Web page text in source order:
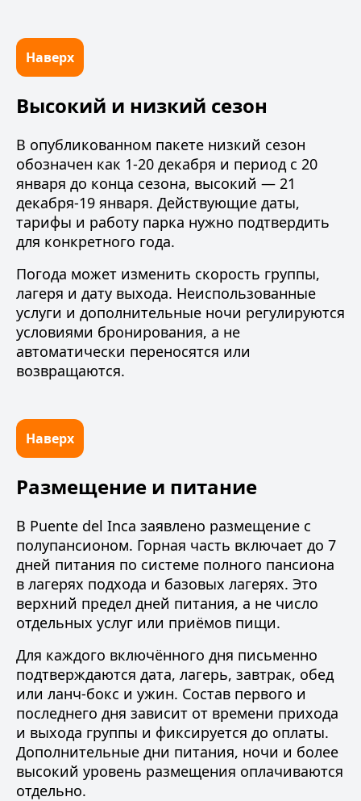
Наверх
Высокий и низкий сезон
В опубликованном пакете низкий сезон
обозначен как 1-20 декабря и период с 20
января до конца сезона, высокий — 21
декабря-19 января. Действующие даты,
тарифы и работу парка нужно подтвердить
для конкретного года.
Погода может изменить скорость группы,
лагеря и дату выхода. Неиспользованные
услуги и дополнительные ночи регулируются
условиями бронирования, а не
автоматически переносятся или
возвращаются.
Наверх
Размещение и питание
В Puente del Inca заявлено размещение с
полупансионом. Горная часть включает до 7
дней питания по системе полного пансиона
в лагерях подхода и базовых лагерях. Это
верхний предел дней питания, а не число
отдельных услуг или приёмов пищи.
Для каждого включённого дня письменно
подтверждаются дата, лагерь, завтрак, обед
или ланч-бокс и ужин. Состав первого и
последнего дня зависит от времени прихода
и выхода группы и фиксируется до оплаты.
Дополнительные дни питания, ночи и более
высокий уровень размещения оплачиваются
отдельно.